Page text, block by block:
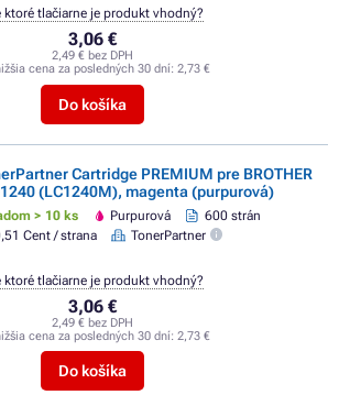
3,06 €
2,49 € bez DPH
cena za posledných 30 dní: 2,73 €
Do košíka
ktoré tlačiarne je produkt vhodný?
Cartridge PREMIUM pre BROTHER
(LC1240M), magenta (purpurová)
> 10 ks Purpurová
600 strán
Cent / strana
TonerPartner
3,06 €
2,49 € bez DPH
cena za posledných 30 dní: 2,73 €
Do košíka
ktoré tlačiarne je produkt vhodný?